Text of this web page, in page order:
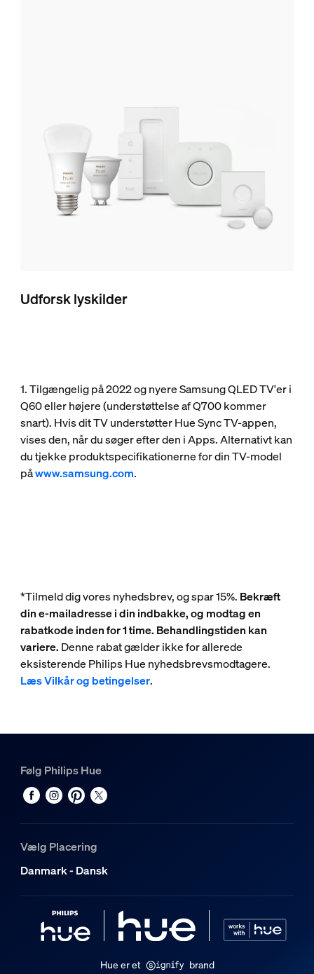
Udforsk lyskilder
1. Tilgængelig på 2022 og nyere Samsung QLED TV'er i
Q60 eller højere (understøttelse af Q700 kommer
snart). Hvis dit TV understøtter Hue Sync TV-appen,
vises den, når du søger efter den i Apps. Alternativt kan
du tjekke produktspecifikationerne for din TV-model
påwww.samsung.com.
*Tilmeld dig vores nyhedsbrev, og spar 15%. Bekræft
din e-mailadresse i din indbakke, og modtag en
rabatkode inden for 1 time. Behandlingstiden kan
variere. Denne rabat gælder ikke for allerede
eksisterende Philips Hue nyhedsbrevsmodtagere.
Læs Vilkår og betingelser.
Følg Philips Hue
Vælg Placering
Danmark - Dansk
Hue er et brand